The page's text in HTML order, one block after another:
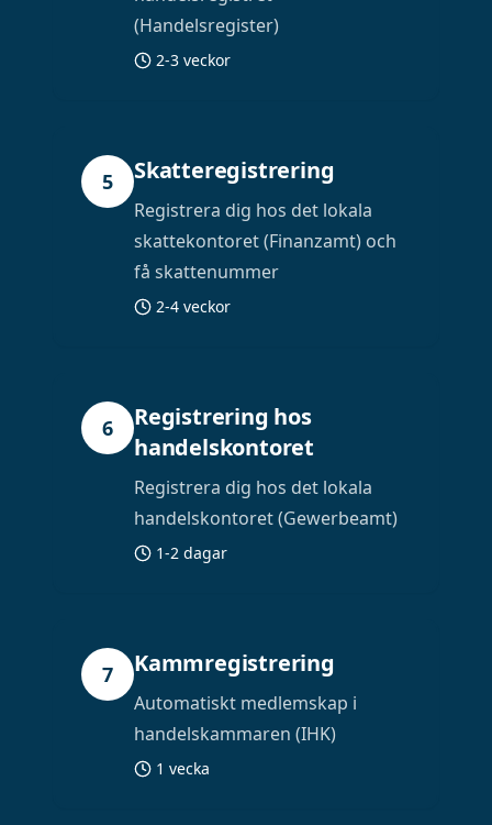
(Handelsregister)
2-3 veckor
5 Skatteregistrering
Registrera dig hos det lokala
skattekontoret (Finanzamt) och
få skattenummer
2-4 veckor
6
Registrering hos
handelskontoret
Registrera dig hos det lokala
handelskontoret (Gewerbeamt)
1-2 dagar
7 Kammregistrering
Automatiskt medlemskap i
handelskammaren (IHK)
1 vecka